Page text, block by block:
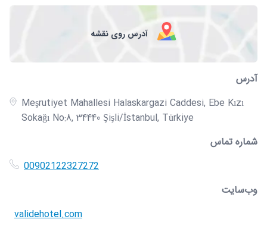
آدرس روی نقشه
آدرس
Meşrutiyet Mahallesi Halaskargazi Caddesi, Ebe Kızı
Sokağı No:8, 34440 Şişli/İstanbul, Türkiye
شماره تماس
00902122327272
وب‌سایت
validehotel.com